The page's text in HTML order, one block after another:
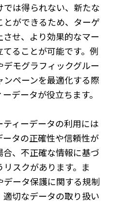
では得られない、新たな
ができるため、ターゲ
せ、より効果的なマー
ることが可能です。例
デモグラフィックグルー
ンペーンを最適化する際
データが役立ちます。
ィーデータの利用には
タの正確性や信頼性が
、不正確な情報に基づ
スクがあります。ま
データ保護に関する規制
切なデータの取り扱い